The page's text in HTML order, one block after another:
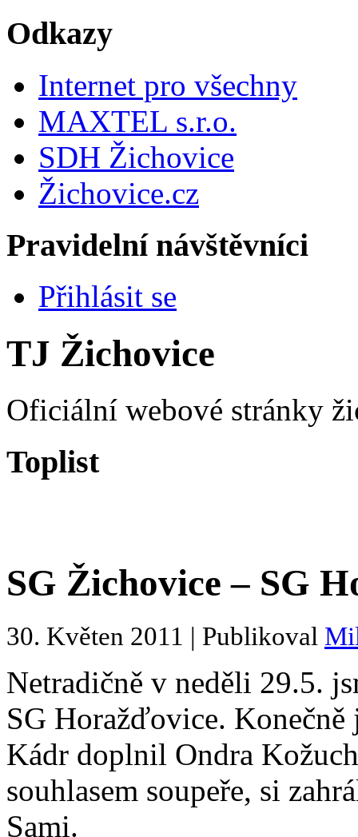
Odkazy
Internet pro všechny
MAXTEL s.r.o.
SDH Žichovice
Žichovice.cz
Pravidelní návštěvníci
Přihlásit se
TJ Žichovice
Oficiální webové stránky
Toplist
SG Žichovice – SG
30. Květen 2011 | Publikoval
Netradičně v neděli 29.5.
SG Horažďovice. Konečně
Kádr doplnil Ondra
souhlasem soupeře, si
Sami.